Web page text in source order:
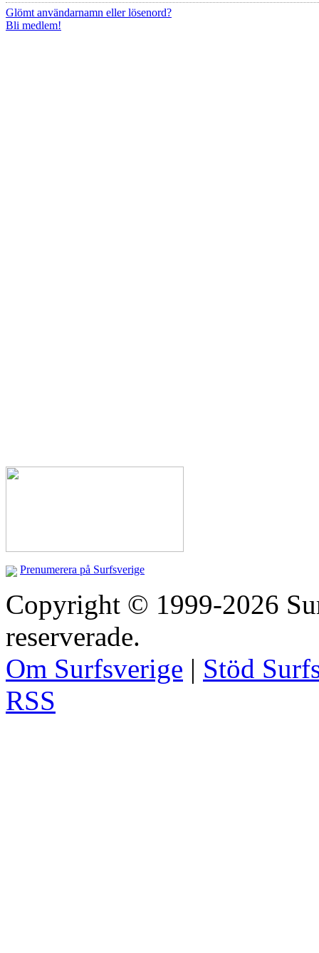
Glömt användarnamn eller lösenord?
Bli medlem!
Prenumerera på Surfsverige
Copyright © 1999-2026
reserverade.
Om Surfsverige | Stöd
RSS